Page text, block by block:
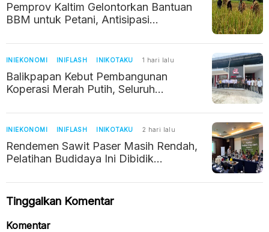
Pemprov Kaltim Gelontorkan Bantuan
BBM untuk Petani, Antisipasi
INIEKONOMI INIFLASH INIKOTAKU 1 hari lalu
Balikpapan Kebut Pembangunan
Koperasi Merah Putih, Seluruh
Bulan
INIEKONOMI INIFLASH INIKOTAKU 2 hari lalu
Rendemen Sawit Paser Masih Rendah,
Pelatihan Budidaya Ini Dibidik
Tinggalkan Komentar
Komentar